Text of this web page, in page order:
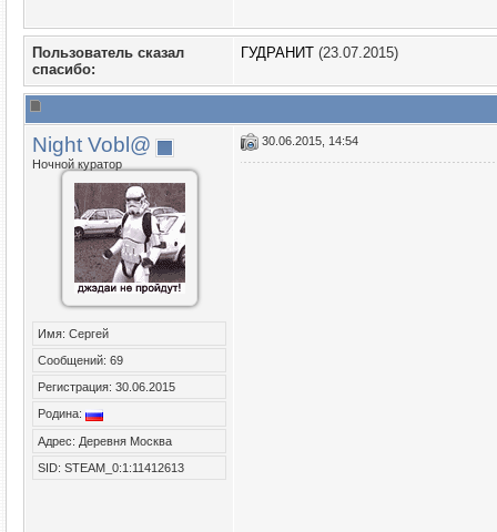
Пользователь сказал
cпасибо:
ГУДРАНИТ (23.07.2015)
Night Vobl@
Ночной куратор
Имя: Сергей
Сообщений: 69
Регистрация: 30.06.2015
Родина:
Адрес: Деревня Москва
SID: STEAM_0:1:11412613
30.06.2015, 14:54